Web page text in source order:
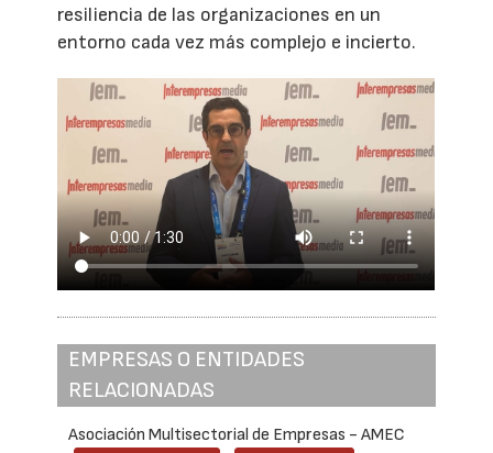
resiliencia de las organizaciones en un
entorno cada vez más complejo e incierto.
EMPRESAS O ENTIDADES
RELACIONADAS
Asociación Multisectorial de Empresas - AMEC